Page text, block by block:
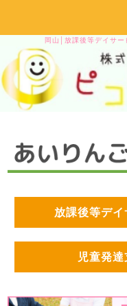
岡山│放課後等デイサ
放課後等デ
児童発